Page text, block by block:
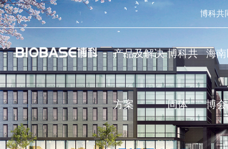
博科共
产品及解决
方案
博科共
同体
海
博会